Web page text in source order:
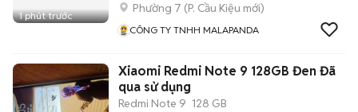
1 phút trước
Phường 7 (P. Cầu Kiệu mới)
CÔNG TY TNHH MALAPANDA
Xiaomi Redmi Note 9 128GB Đen Đã
qua sử dụng
Redmi Note 9 128 GB